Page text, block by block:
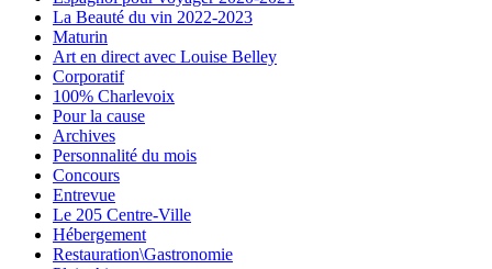
La Beauté du vin 2022-2023
Maturin
Art en direct avec Louise Belley
Corporatif
100% Charlevoix
Pour la cause
Archives
Personnalité du mois
Concours
Entrevue
Le 205 Centre-Ville
Hébergement
Restauration\Gastronomie